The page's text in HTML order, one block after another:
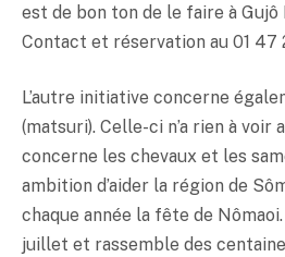
est de bon ton de le faire à Gujô
Contact et réservation au 01 47
L’autre initiative concerne
(matsuri). Celle-ci n’a rien à voir
concerne les chevaux et les
ambition d’aider la région de
chaque année la fête de
juillet et rassemble des